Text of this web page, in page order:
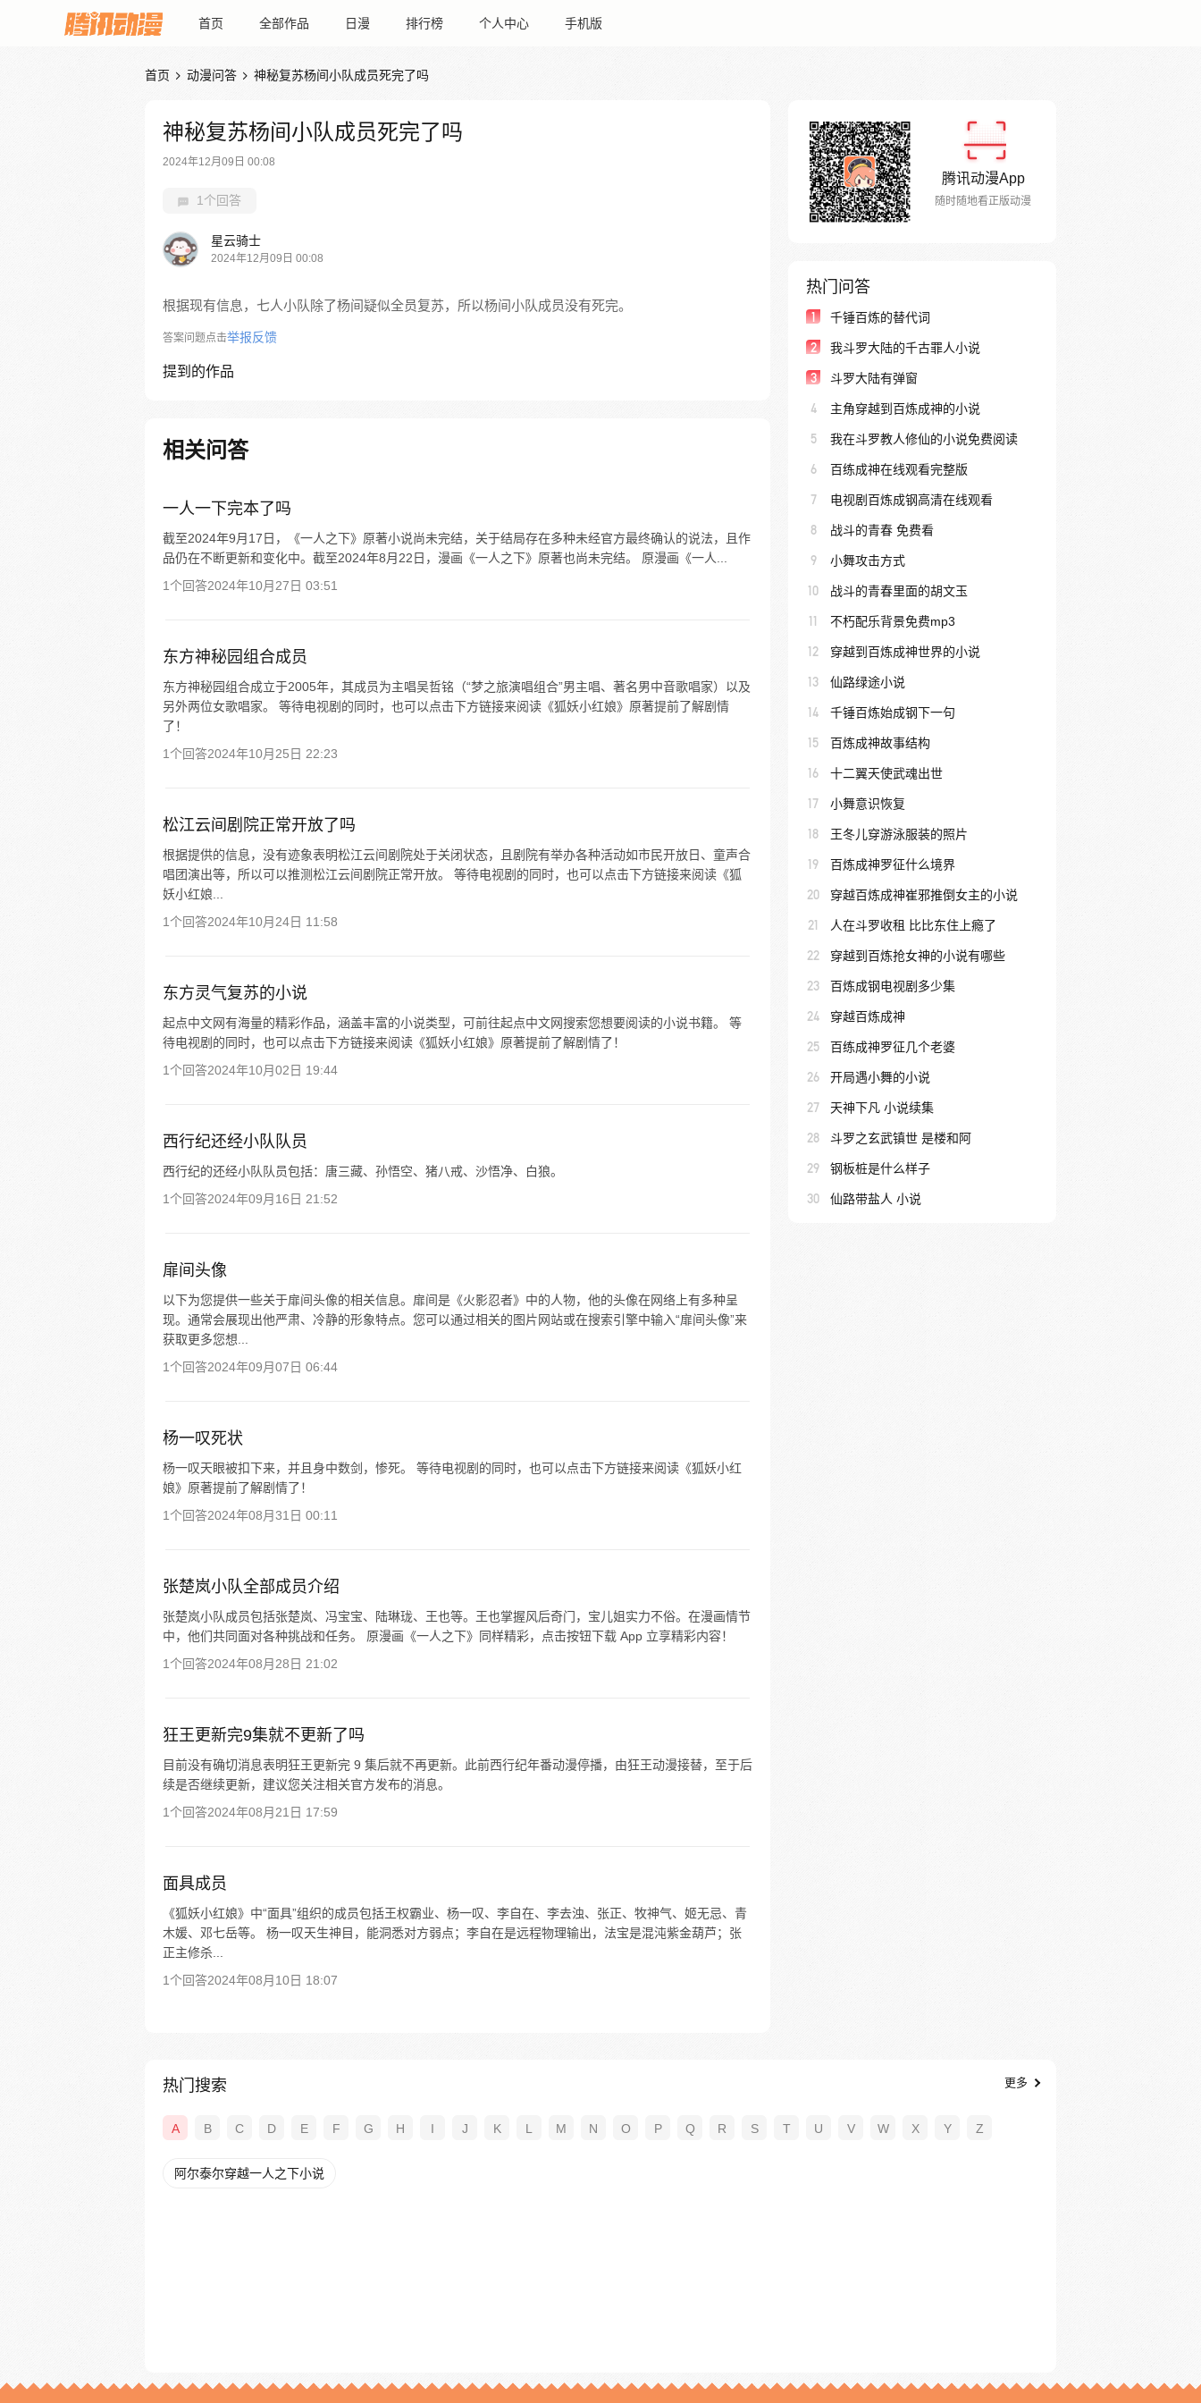
首页 全部作品 日漫 排行榜 个人中心 手机版
首页  动漫问答  神秘复苏杨间小队成员死完了吗
神秘复苏杨间小队成员死完了吗
2024年12月09日 00:08
1个回答
星云骑士
2024年12月09日 00:08
根据现有信息，七人小队除了杨间疑似全员复苏，所以杨间小队成员没有死完。
答案问题点击举报反馈
提到的作品
相关问答
一人一下完本了吗
截至2024年9月17日，《一人之下》原著小说尚未完结，关于结局存在多种未经官方最终确认的说法，且作
品仍在不断更新和变化中。截至2024年8月22日，漫画《一人之下》原著也尚未完结。 原漫画《一人...
1个回答2024年10月27日 03:51
东方神秘园组合成员
东方神秘园组合成立于2005年，其成员为主唱吴哲铭（“梦之旅演唱组合”男主唱、著名男中音歌唱家）以及
另外两位女歌唱家。 等待电视剧的同时，也可以点击下方链接来阅读《狐妖小红娘》原著提前了解剧情
了！
1个回答2024年10月25日 22:23
松江云间剧院正常开放了吗
根据提供的信息，没有迹象表明松江云间剧院处于关闭状态，且剧院有举办各种活动如市民开放日、童声合
唱团演出等，所以可以推测松江云间剧院正常开放。 等待电视剧的同时，也可以点击下方链接来阅读《狐
妖小红娘...
1个回答2024年10月24日 11:58
东方灵气复苏的小说
起点中文网有海量的精彩作品，涵盖丰富的小说类型，可前往起点中文网搜索您想要阅读的小说书籍。 等
待电视剧的同时，也可以点击下方链接来阅读《狐妖小红娘》原著提前了解剧情了！
1个回答2024年10月02日 19:44
西行纪还经小队队员
西行纪的还经小队队员包括：唐三藏、孙悟空、猪八戒、沙悟净、白狼。
1个回答2024年09月16日 21:52
扉间头像
以下为您提供一些关于扉间头像的相关信息。扉间是《火影忍者》中的人物，他的头像在网络上有多种呈
现。通常会展现出他严肃、冷静的形象特点。您可以通过相关的图片网站或在搜索引擎中输入“扉间头像”来
获取更多您想...
1个回答2024年09月07日 06:44
杨一叹死状
杨一叹天眼被扣下来，并且身中数剑，惨死。 等待电视剧的同时，也可以点击下方链接来阅读《狐妖小红
娘》原著提前了解剧情了！
1个回答2024年08月31日 00:11
张楚岚小队全部成员介绍
张楚岚小队成员包括张楚岚、冯宝宝、陆琳珑、王也等。王也掌握风后奇门，宝儿姐实力不俗。在漫画情节
中，他们共同面对各种挑战和任务。 原漫画《一人之下》同样精彩，点击按钮下载 App 立享精彩内容！
1个回答2024年08月28日 21:02
狂王更新完9集就不更新了吗
目前没有确切消息表明狂王更新完 9 集后就不再更新。此前西行纪年番动漫停播，由狂王动漫接替，至于后
续是否继续更新，建议您关注相关官方发布的消息。
1个回答2024年08月21日 17:59
面具成员
《狐妖小红娘》中“面具”组织的成员包括王权霸业、杨一叹、李自在、李去浊、张正、牧神气、姬无忌、青
木媛、邓七岳等。 杨一叹天生神目，能洞悉对方弱点；李自在是远程物理输出，法宝是混沌紫金葫芦；张
正主修杀...
1个回答2024年08月10日 18:07
腾讯动漫App
随时随地看正版动漫
热门问答
1 千锤百炼的替代词
2 我斗罗大陆的千古罪人小说
3 斗罗大陆有弹窗
4 主角穿越到百炼成神的小说
5 我在斗罗教人修仙的小说免费阅读
6 百练成神在线观看完整版
7 电视剧百炼成钢高清在线观看
8 战斗的青春 免费看
9 小舞攻击方式
10 战斗的青春里面的胡文玉
11 不朽配乐背景免费mp3
12 穿越到百炼成神世界的小说
13 仙路绿途小说
14 千锤百炼始成钢下一句
15 百炼成神故事结构
16 十二翼天使武魂出世
17 小舞意识恢复
18 王冬儿穿游泳服装的照片
19 百炼成神罗征什么境界
20 穿越百炼成神崔邪推倒女主的小说
21 人在斗罗收租 比比东住上瘾了
22 穿越到百炼抢女神的小说有哪些
23 百炼成钢电视剧多少集
24 穿越百炼成神
25 百练成神罗征几个老婆
26 开局遇小舞的小说
27 天神下凡 小说续集
28 斗罗之玄武镇世 是楼和阿
29 钢板桩是什么样子
30 仙路带盐人 小说
热门搜索 更多
A B C D E F G H I J K L M N O P Q R S T U V W X Y Z
阿尔泰尔穿越一人之下小说